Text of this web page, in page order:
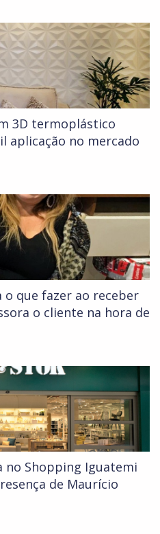
3D termoplástico
aplicação no mercado
o que fazer ao receber
o cliente na hora de
no Shopping Iguatemi
de Maurício